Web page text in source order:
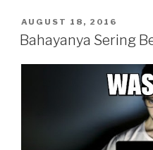
POSTED
ON
AUGUST 18, 2016
Bahayanya Sering